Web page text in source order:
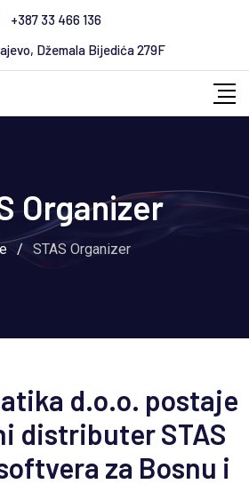
+387 33 466 136
Džemala Bijedića 279F
Organizer
/ STAS Organizer
d.o.o. postaje
distributer STAS
za Bosnu i